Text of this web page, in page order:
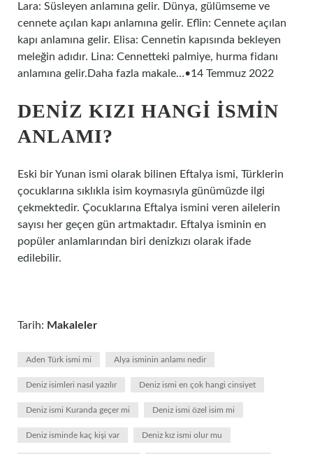
Lara: Süsleyen anlamına gelir. Dünya, gülümseme ve
cennete açılan kapı anlamına gelir. Eflin: Cennete açılan
kapı anlamına gelir. Elisa: Cennetin kapısında bekleyen
meleğin adıdır. Lina: Cennetteki palmiye, hurma fidanı
anlamına gelir.Daha fazla makale…•14 Temmuz 2022
DENIZ KIZI HANGI ISMIN
ANLAMI?
Eski bir Yunan ismi olarak bilinen Eftalya ismi, Türklerin
çocuklarına sıklıkla isim koymasıyla günümüzde ilgi
çekmektedir. Çocuklarına Eftalya ismini veren ailelerin
sayısı her geçen gün artmaktadır. Eftalya isminin en
popüler anlamlarından biri denizkızı olarak ifade
edilebilir.
Tarih: Makaleler
Aden Türk ismi mi Alya isminin anlamı nedir
Deniz isimleri nasıl yazılır Deniz ismi en çok hangi cinsiyet
Deniz ismi Kuranda geçer mi Deniz ismi özel isim mi
Deniz isminde kaç kişi var Deniz kız ismi olur mu